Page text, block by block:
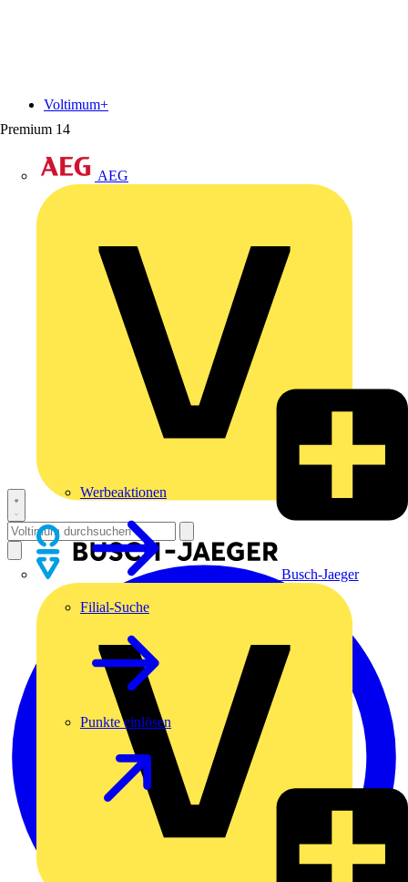
Premium 14
AEG
Busch-Jaeger
Voltimum+
Werbeaktionen
Filial-Suche
Punkte einlösen